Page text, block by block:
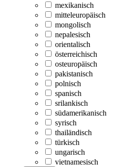
mexikanisch
mitteleuropäisch
mongolisch
nepalesisch
orientalisch
österreichisch
osteuropäisch
pakistanisch
polnisch
spanisch
srilankisch
südamerikanisch
syrisch
thailändisch
türkisch
ungarisch
vietnamesisch